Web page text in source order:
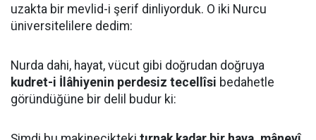
uzakta bir mevlid-i şerif dinliyorduk. O iki Nurcu
üniversitelilere dedim:
Nurda dahi, hayat, vücut gibi doğrudan doğruya
kudret-i İlâhiyenin perdesiz tecellîsi bedahetle
göründüğüne bir delil budur ki: